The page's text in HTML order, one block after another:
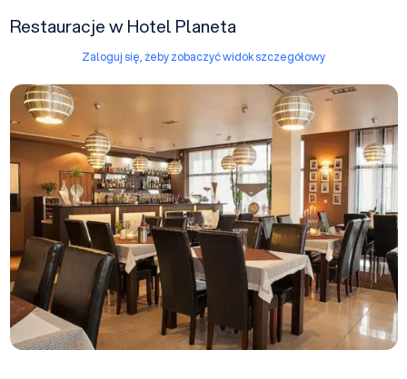
Restauracje w Hotel Planeta
Zaloguj się, żeby zobaczyć widok szczegółowy